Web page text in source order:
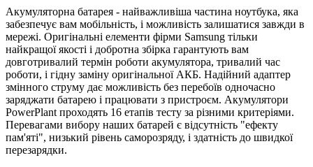
Акумуляторна батарея - найважливіша частина ноутбука, яка
забезпечує вам мобільність, і можливість залишатися завжди в
мережі. Оригінальні елементи фірми Samsung тільки
найкращої якості і добротна збірка гарантують вам
довготривалий термін роботи акумулятора, тривалий час
роботи, і гідну заміну оригінальної АКБ. Надійний адаптер
змінного струму дає можливість без перебоїв одночасно
заряджати батарею і працювати з пристроєм. Акумулятори
PowerPlant проходять 16 етапів тесту за різними критеріями.
Перевагами вибору наших батарей є відсутність "ефекту
пам'яті", низький рівень саморозряду, і здатність до швидкої
перезарядки.